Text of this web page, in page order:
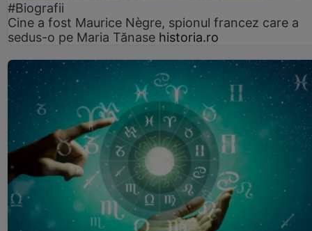
#Biografii
Cine a fost Maurice Nègre, spionul francez care a
sedus-o pe Maria Tănase historia.ro